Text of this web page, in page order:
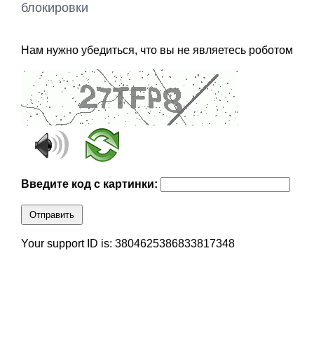
блокировки
Нам нужно убедиться, что вы не являетесь роботом
Введите код с картинки:
Отправить
Your support ID is: 3804625386833817348